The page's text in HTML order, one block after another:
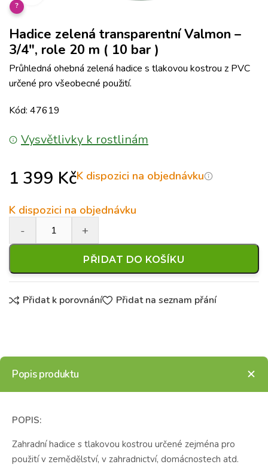
?
Hadice zelená transparentní Valmon –
3/4″, role 20 m ( 10 bar )
Průhledná ohebná zelená hadice s tlakovou kostrou z PVC
určené pro všeobecné použití.
Kód: 47619
Vysvětlivky k rostlinám
1 399 KčK dispozici na objednávku
K dispozici na objednávku
PŘIDAT DO KOŠÍKU
Přidat k porovnání Přidat na seznam přání
Popis produktu
POPIS:
Zahradní hadice s tlakovou kostrou určené zejména pro
použití v zemědělství, v zahradnictví, domácnostech atd.